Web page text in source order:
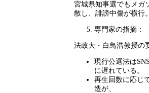
宮城県知事選でもメガ
散し、誹謗中傷が横行
専門家の指摘：
法政大・白鳥浩教授の
現行公選法は
に遅れている。
再生回数に応じ
造が、